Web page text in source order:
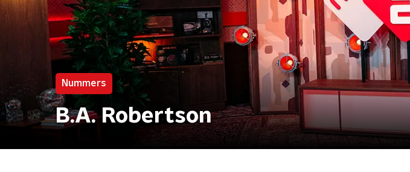
Nummers
B.A. Robertson